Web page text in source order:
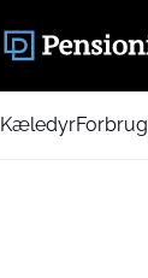
KæledyrForbrug